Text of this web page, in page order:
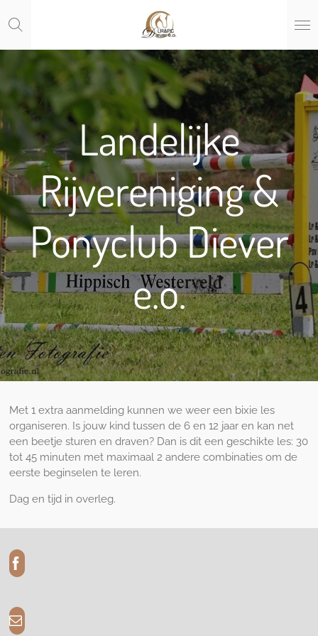
direct
hoofdinhoud
Landelijke
Rijvereniging &
Ponyclub Diever
e.o.
Met 1 extra aanmelding kunnen we weer een bixie les
organiseren. Is jouw kind tussen de 6 en 12 jaar en kan net
een beetje sturen en draven? Dan is dit een geschikte les: 30
tot 45 minuten met maximaal 2 andere combinaties om de
eerste beginselen te leren.
Dag en tijd in overleg.